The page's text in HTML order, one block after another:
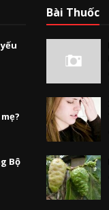
Bộ
Bài Thuốc